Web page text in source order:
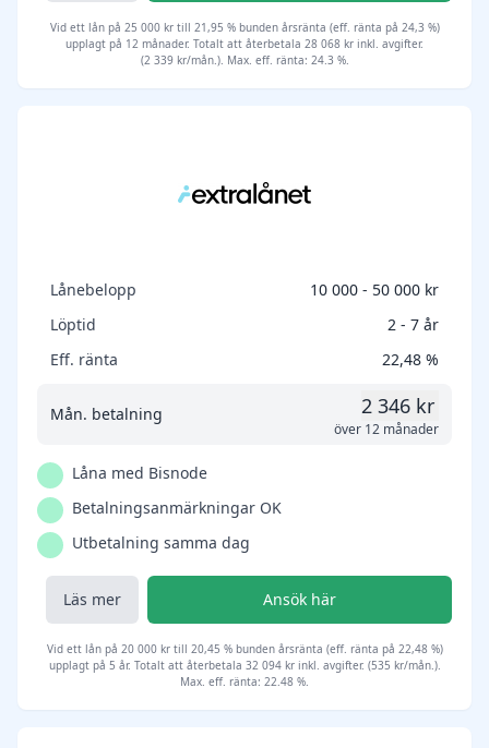
Vid ett lån på 25 000 kr till 21,95 % bunden årsränta (eff. ränta på 24,3 %)
upplagt på 12 månader. Totalt att återbetala 28 068 kr inkl. avgifter.
(2 339 kr/mån.). Max. eff. ränta: 24.3 %.
Lånebelopp
10 000 - 50 000 kr
Löptid
2 - 7 år
Eff. ränta
22,48 %
Mån. betalning 2 346 kr
över 12 månader
Låna med Bisnode
Betalningsanmärkningar OK
Utbetalning samma dag
Läs mer Ansök här
Vid ett lån på 20 000 kr till 20,45 % bunden årsränta (eff. ränta på 22,48 %)
upplagt på 5 år. Totalt att återbetala 32 094 kr inkl. avgifter. (535 kr/mån.).
Max. eff. ränta: 22.48 %.